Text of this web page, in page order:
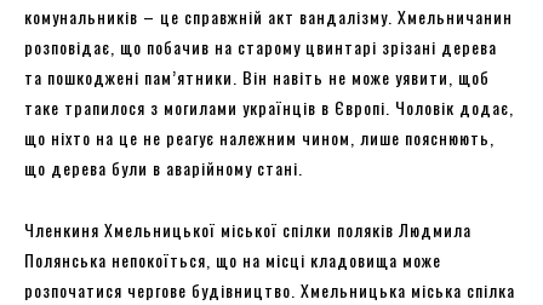
комунальників – це справжній акт вандалізму. Хмельничанин
розповідає, що побачив на старому цвинтарі зрізані дерева
та пошкоджені пам’ятники. Він навіть не може уявити, щоб
таке трапилося з могилами українців в Європі. Чоловік додає,
що ніхто на це не реагує належним чином, лише пояснюють,
що дерева були в аварійному стані.
Членкиня Хмельницької міської спілки поляків Людмила
Полянська непокоїться, що на місці кладовища може
розпочатися чергове будівництво. Хмельницька міська спілка